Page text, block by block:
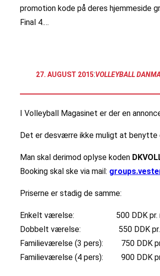
promotion kode på deres hjemmeside
Final 4.…
27. AUGUST 2015:VOLLEYBALL
I Volleyball Magasinet er der en
Det er desværre ikke muligt at benytte
Man skal derimod oplyse koden
Booking skal ske via mail:
Priserne er stadig de samme:
Enkelt værelse: 500 DDK pr.
Dobbelt værelse: 550 DDK pr.
Familieværelse (3 pers): 750 DDK
Familieværelse (4 pers): 900 DDK